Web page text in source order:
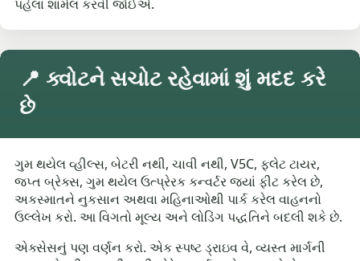
પહેલાં શામેલ કરવી જોઈએ.
📍 ક્વોટને સચોટ રહેવામાં શું મદદ કરે
છે
ગુમ થયેલ વ્હીલ્સ, બેટરી નથી, ચાવી નથી, V5C, ફ્લેટ ટાયર,
જપ્ત બ્રેક્સ, ગુમ થયેલ ઉત્પ્રેરક કન્વર્ટર જ્યાં ફીટ કરેલ છે,
અકસ્માતને નુકસાન અથવા મહિનાઓથી પાર્ક કરેલ વાહનનો
ઉલ્લેખ કરો. આ વિગતો મૂલ્ય અને લોડિંગ પદ્ધતિને બદલી શકે છે.
એક્સેસનું પણ વર્ણન કરો. એક સ્પષ્ટ ડ્રાઇવ વે, વ્યસ્ત માર્ગની